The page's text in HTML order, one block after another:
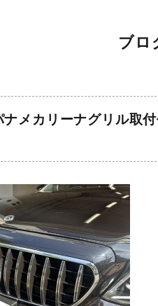
ブロ
メカリーナグリル取